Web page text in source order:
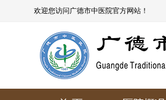
欢迎您访问广德市中医院官方网站！